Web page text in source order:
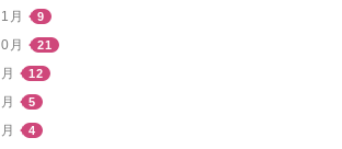
月 9
月 21
12
5
4